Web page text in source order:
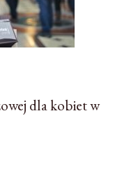
dla kobiet w